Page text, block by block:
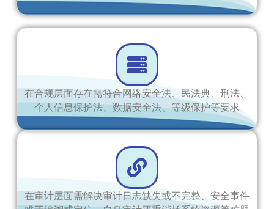
在合规层面存在需符合网络安全法、民法典、刑法、
个人信息保护法、数据安全法、等级保护等要求
在审计层面需解决审计日志缺失或不完整、安全事件